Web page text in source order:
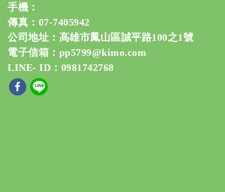
手機：
傳真：07-7405942
公司地址：高雄市鳳山區誠平路100之1號
電子信箱： pp5799@kimo.com
LINE- ID：0981742768